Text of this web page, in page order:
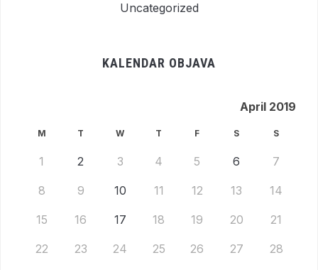
Uncategorized
KALENDAR OBJAVA
April 2019
M T W T F S S
1 2 3 4 5 6 7
8 9 10 11 12 13 14
15 16 17 18 19 20 21
22 23 24 25 26 27 28